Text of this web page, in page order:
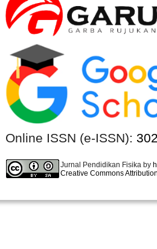
Online ISSN (e-ISSN):
Jurnal Pendidikan Fisika by
Creative Commons